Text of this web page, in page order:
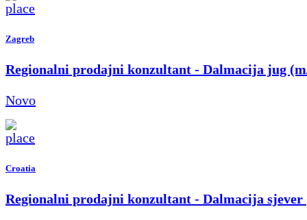
Zagreb
Regionalni prodajni konzultant - Dalmacija jug
Novo
Croatia
Regionalni prodajni konzultant - Dalmacija sjever